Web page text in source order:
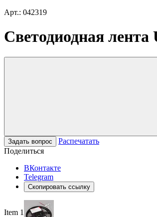
Арт.: 042319
Светодиодная
Задать вопрос
Распечатать
Поделиться
ВКонтакте
Telegram
Скопировать ссылку
Item 1 of 3